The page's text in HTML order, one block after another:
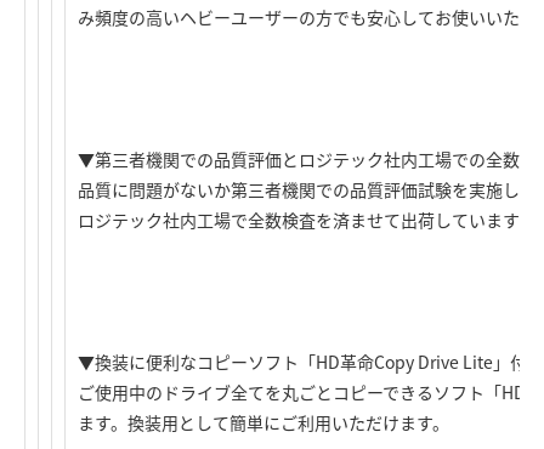
み頻度の高いヘビーユーザーの方でも安心してお使いいただ
▼第三者機関での品質評価とロジテック社内工場での全数検
品質に問題がないか第三者機関での品質評価試験を実施して
ロジテック社内工場で全数検査を済ませて出荷しています
▼換装に便利なコピーソフト「HD革命Copy Drive Lite」付属
ご使用中のドライブ全てを丸ごとコピーできるソフト「HD
ます。換装用として簡単にご利用いただけます。